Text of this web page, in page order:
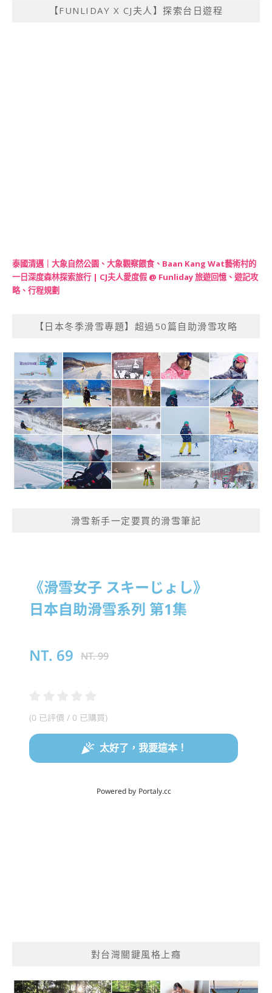
【FUNLIDAY X CJ夫人】探索台日遊程
泰國清邁｜大象自然公園、大象觀察餵食、Baan Kang Wat藝術村的
一日深度森林探索旅行 | CJ夫人愛度假 @ Funliday 旅遊回憶、遊記攻
略、行程規劃
【日本冬季滑雪專題】超過50篇自助滑雪攻略
滑雪新手一定要買的滑雪筆記
對台灣關鍵風格上癮